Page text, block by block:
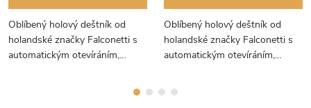
Oblíbený holový deštník od
holandské značky Falconetti s
automatickým otevíráním,
Oblíbený holový deštník od
holandské značky Falconetti s
automatickým otevíráním,
rukojetí.